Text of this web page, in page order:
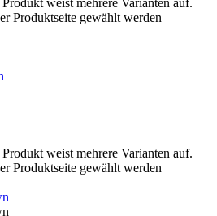
Produktseite gewählt werden
Produkt weist mehrere Varianten auf.
Produktseite gewählt werden